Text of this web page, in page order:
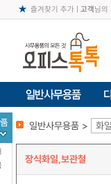
즐겨찾기 추가| 고객님의
일반사무용품 > 화
장식화일,보관철